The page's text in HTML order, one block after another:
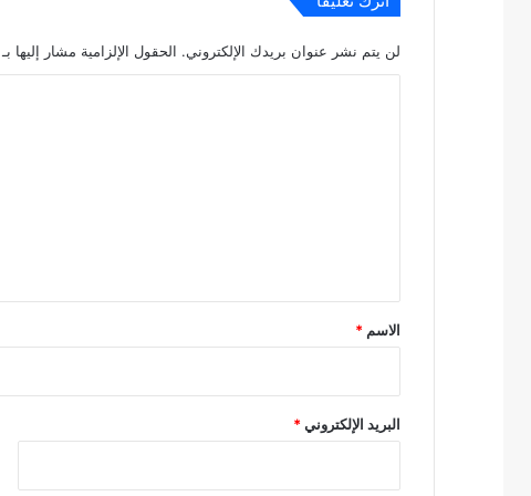
لن يتم نشر عنوان بريدك الإلكتروني. الحقول الإلزامية مشار إليها بـ
*
الاسم *
البريد الإلكتروني*